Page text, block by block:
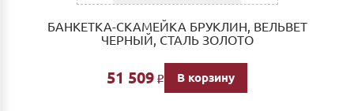
БАНКЕТКА-СКАМЕЙКА БРУКЛИН, ВЕЛЬВЕТ
ЧЕРНЫЙ, СТАЛЬ ЗОЛОТО
51 509 Р В корзину